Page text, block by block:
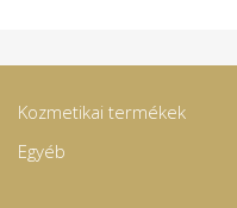
Kozmetikai termékek
Egyéb